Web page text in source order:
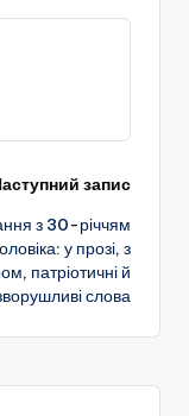
запис
з 30-річчям
у прозі, з
патріотичні й
слова